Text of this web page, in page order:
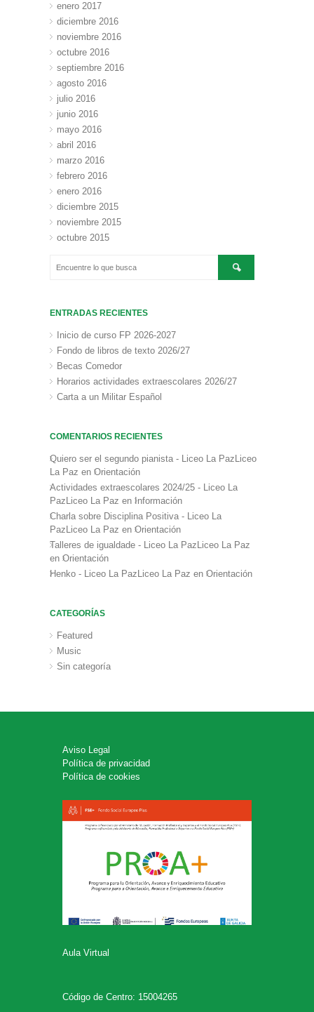
enero 2017
diciembre 2016
noviembre 2016
octubre 2016
septiembre 2016
agosto 2016
julio 2016
junio 2016
mayo 2016
abril 2016
marzo 2016
febrero 2016
enero 2016
diciembre 2015
noviembre 2015
octubre 2015
ENTRADAS RECIENTES
Inicio de curso FP 2026-2027
Fondo de libros de texto 2026/27
Becas Comedor
Horarios actividades extraescolares 2026/27
Carta a un Militar Español
COMENTARIOS RECIENTES
Quiero ser el segundo pianista - Liceo La PazLiceo
La Paz enOrientación
Actividades extraescolares 2024/25 - Liceo La
PazLiceo La Paz enInformación
Charla sobre Disciplina Positiva - Liceo La
PazLiceo La Paz enOrientación
Talleres de igualdade - Liceo La PazLiceo La Paz
enOrientación
Henko - Liceo La PazLiceo La Paz enOrientación
CATEGORÍAS
Featured
Music
Sin categoría
Aviso Legal
Política de privacidad
Política de cookies
Aula Virtual
Código de Centro: 15004265